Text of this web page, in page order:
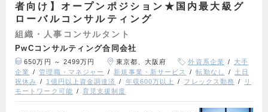
者向け】オープンポジション★国内最大級グ
ローバルコンサルティング
組織・人事コンサルタント
PwCコンサルティング合同会社
650万円 ～ 2499万円 東京都、大阪府 外資系企業
大手
企業
管理職・マネジャー 新規事業・新サービス 転勤なし
土日
祝休み
1億円以上資金調達済 年収600万以上 フレックス勤務
リ
モートワーク可能
育児支援制度